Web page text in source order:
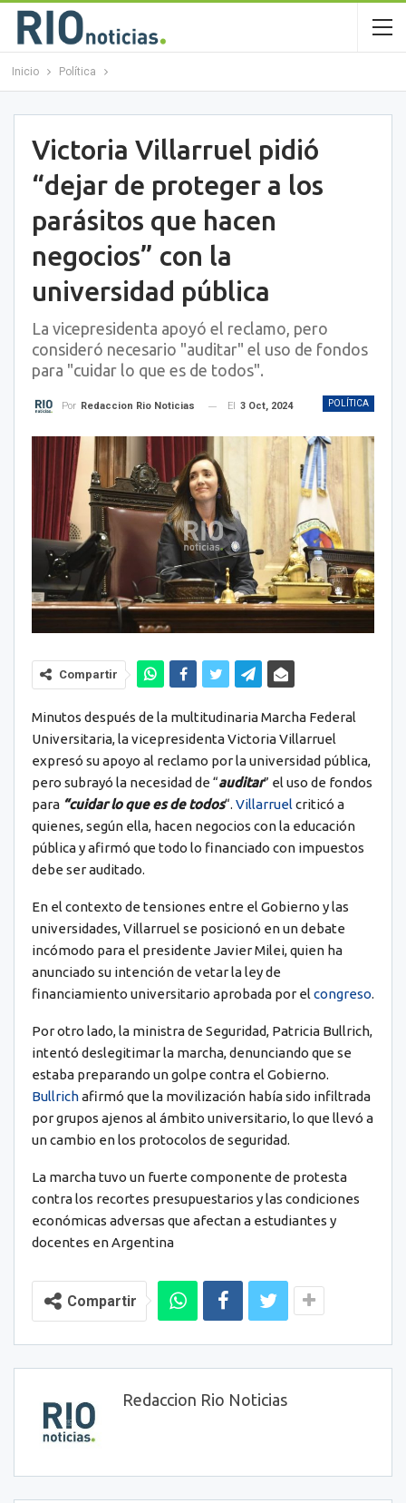
Inicio Política
Victoria Villarruel pidió
“dejar de proteger a los
parásitos que hacen
negocios” con la
universidad pública
La vicepresidenta apoyó el reclamo, pero
consideró necesario "auditar" el uso de fondos
para "cuidar lo que es de todos".
POLÍTICA
Por Redaccion Rio Noticias El 3 Oct, 2024
Compartir
Minutos después de la multitudinaria Marcha Federal
Universitaria, la vicepresidenta Victoria Villarruel
expresó su apoyo al reclamo por la universidad pública,
pero subrayó la necesidad de “auditar” el uso de fondos
para “cuidar lo que es de todos“. Villarruel criticó a
quienes, según ella, hacen negocios con la educación
pública y afirmó que todo lo financiado con impuestos
debe ser auditado.
En el contexto de tensiones entre el Gobierno y las
universidades, Villarruel se posicionó en un debate
incómodo para el presidente Javier Milei, quien ha
anunciado su intención de vetar la ley de
financiamiento universitario aprobada por el congreso.
Por otro lado, la ministra de Seguridad, Patricia Bullrich,
intentó deslegitimar la marcha, denunciando que se
estaba preparando un golpe contra el Gobierno.
Bullrichafirmó que la movilización había sido infiltrada
por grupos ajenos al ámbito universitario, lo que llevó a
un cambio en los protocolos de seguridad.
La marcha tuvo un fuerte componente de protesta
contra los recortes presupuestarios y las condiciones
económicas adversas que afectan a estudiantes y
docentes en Argentina
Compartir
Redaccion Rio Noticias